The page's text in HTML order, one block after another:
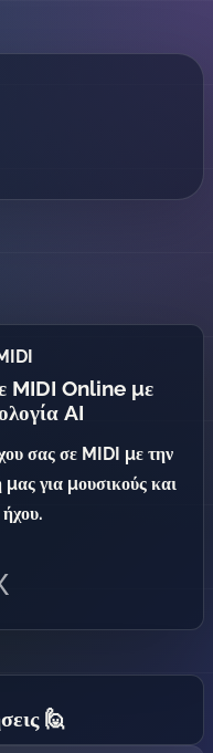
MIDI Online με
AI
σας σε MIDI με την
για μουσικούς και
🙋